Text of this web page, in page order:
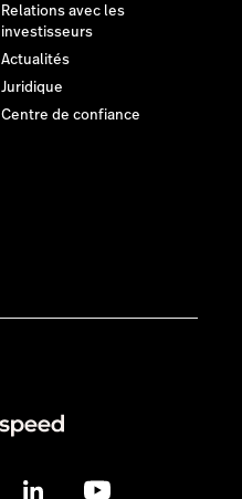
Relations avec les
investisseurs
Actualités
Juridique
Centre de confiance